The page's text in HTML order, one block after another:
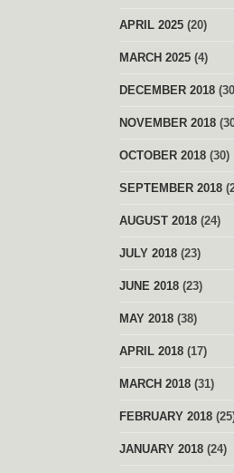
APRIL 2025 (20)
MARCH 2025 (4)
DECEMBER 2018
NOVEMBER 2018
OCTOBER 2018 (30)
SEPTEMBER 2018
AUGUST 2018 (24)
JULY 2018 (23)
JUNE 2018 (23)
MAY 2018 (38)
APRIL 2018 (17)
MARCH 2018 (31)
FEBRUARY 2018
JANUARY 2018 (24)